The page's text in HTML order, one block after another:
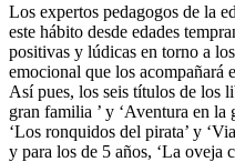
Los expertos pedagogos de la
este hábito desde edades
positivas y lúdicas en torno a
emocional que los acompañará
Así pues, los seis títulos de los
gran familia ’ y ‘Aventura en la
‘Los ronquidos del pirata’ y
y para los de 5 años, ‘La oveja